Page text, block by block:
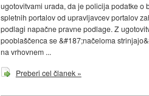
ugotovitvami urada, da je policija podatke o
spletnih portalov od upravljavcev portalov
podlagi napačne pravne podlage. Z
pooblaščenca se &#187;načeloma
na vrhovnem ...
Preberi cel članek »